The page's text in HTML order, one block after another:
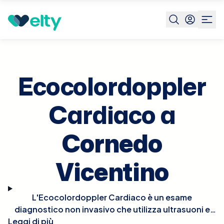
Prenota visita
Cornedo
Ecocolordoppler
Cardiaco a
Cornedo
Vicentino
L'Ecocolordoppler Cardiaco è un esame
diagnostico non invasivo che utilizza ultrasuoni e
tecnologia Doppler per visualizzare in tempo reale le
Leggi di più